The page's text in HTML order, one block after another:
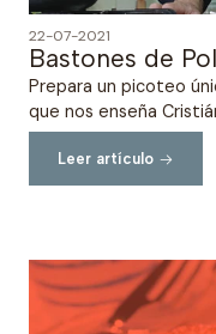
22-07-2021
Bastones de
Prepara un picoteo
que nos enseña
Leer artículo